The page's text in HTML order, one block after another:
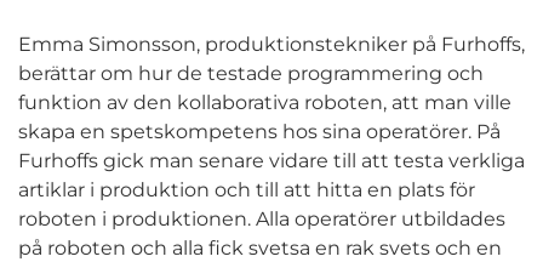
Emma Simonsson, produktionstekniker på Furhoffs,
berättar om hur de testade programmering och
funktion av den kollaborativa roboten, att man ville
skapa en spetskompetens hos sina operatörer. På
Furhoffs gick man senare vidare till att testa verkliga
artiklar i produktion och till att hitta en plats för
roboten i produktionen. Alla operatörer utbildades
på roboten och alla fick svetsa en rak svets och en